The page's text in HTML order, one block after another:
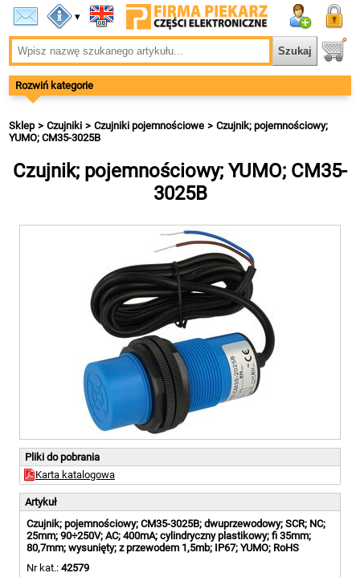
▾
Rozwiń kategorie
Sklep Czujniki Czujniki pojemnościowe
Czujnik; pojemnościowy;
YUMO; CM35-3025B
Czujnik; pojemnościowy; YUMO; CM35-
3025B
Pliki do pobrania
Karta katalogowa
Artykuł
Czujnik; pojemnościowy; CM35-3025B; dwuprzewodowy; SCR; NC;
25mm; 90÷250V; AC; 400mA; cylindryczny plastikowy; fi 35mm;
80,7mm; wysunięty; z przewodem 1,5mb; IP67; YUMO; RoHS
Nr kat.: 42579